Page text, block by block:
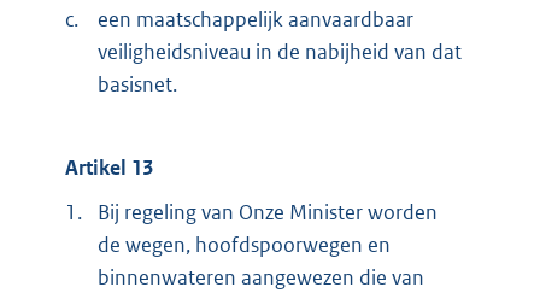
c.
een maatschappelijk aanvaardbaar
veiligheidsniveau in de nabijheid van dat
basisnet.
Artikel 13
1.
Bij regeling van Onze Minister worden
de wegen, hoofdspoorwegen en
binnenwateren aangewezen die van